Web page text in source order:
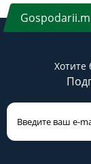
Хотите